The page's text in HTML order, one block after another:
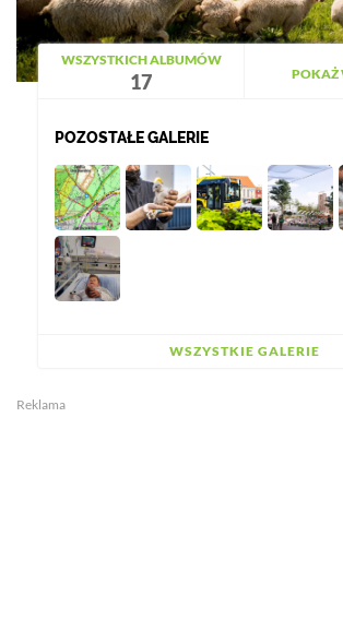
WSZYSTKICH ALBUMÓW
17 POKAŻ
POZOSTAŁE GALERIE
WSZYSTKIE GALERIE
Reklama